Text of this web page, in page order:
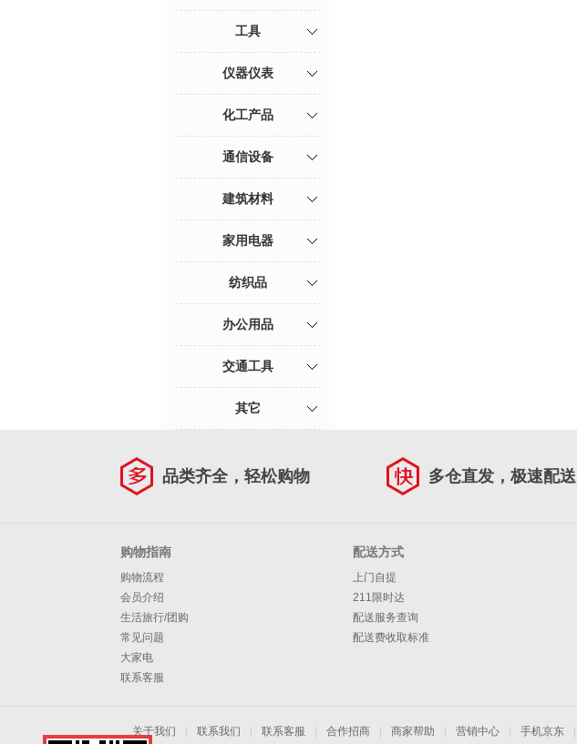
工具
仪器仪表
化工产品
通信设备
建筑材料
家用电器
纺织品
办公用品
交通工具
其它
品类齐全，轻松购物 多仓直发，极速配送
购物指南
购物流程
会员介绍
生活旅行/团购
常见问题
大家电
联系客服
配送方式
上门自提
211限时达
配送服务查询
配送费收取标准
关于我们 联系我们 联系客服 合作招商 商家帮助 营销中心 手机京东